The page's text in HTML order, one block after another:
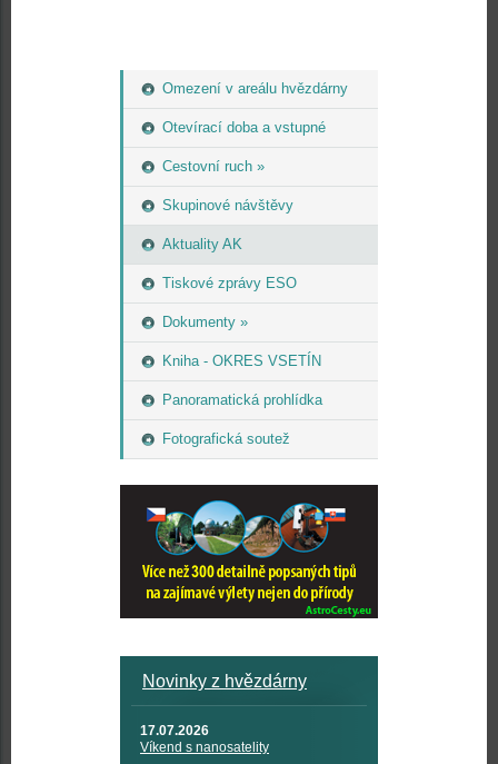
Omezení v areálu hvězdárny
Otevírací doba a vstupné
Cestovní ruch »
Skupinové návštěvy
Aktuality AK
Tiskové zprávy ESO
Dokumenty »
Kniha - OKRES VSETÍN
Panoramatická prohlídka
Fotografická soutež
Novinky z hvězdárny
17.07.2026
Víkend s nanosatelity